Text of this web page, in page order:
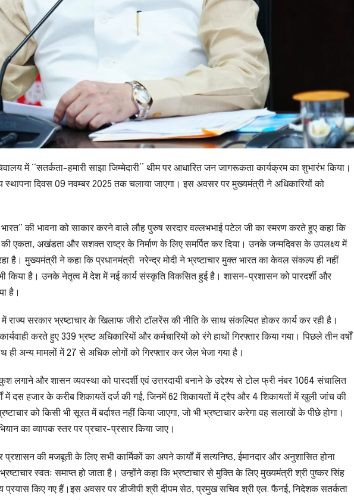
में ‘‘सतर्कता-हमारी साझा जिम्मेदारी’’ थीम पर आधारित जन जागरूकता कार्यक्रम का शुभारंभ किया।
दिवस 09 नवम्बर 2025 तक चलाया जाएगा। इस अवसर पर मुख्यमंत्री ने अधिकारियों को
की भावना को साकार करने वाले लौह पुरुष सरदार वल्लभभाई पटेल जी का स्मरण करते हुए कहा कि
एकता, अखंडता और सशक्त राष्ट्र के निर्माण के लिए समर्पित कर दिया। उनके जन्मदिवस के उपलक्ष्य में
है। मुख्यमंत्री ने कहा कि प्रधानमंत्री नरेन्द्र मोदी ने भ्रष्टाचार मुक्त भारत का केवल संकल्प ही नहीं
किया है। उनके नेतृत्व में देश में नई कार्य संस्कृति विकसित हुई है। शासन-प्रशासन को पारदर्शी और
है।
में राज्य सरकार भ्रष्टाचार के खिलाफ जीरो टॉलरेंस की नीति के साथ संकल्पित होकर कार्य कर रही है।
करते हुए 339 भ्रष्ट अधिकारियों और कर्मचारियों को रंगे हाथों गिरफ्तार किया गया। पिछले तीन वर्षों
ही अन्य मामलों में 27 से अधिक लोगों को गिरफ्तार कर जेल भेजा गया है।
लगाने और शासन व्यवस्था को पारदर्शी एवं उत्तरदायी बनाने के उद्देश्य से टोल फ्री नंबर 1064 संचालित
में दस हजार के करीब शिकायतें दर्ज की गईं, जिनमें 62 शिकायतों में ट्रैप और 4 शिकायतों में खुली जांच की
को किसी भी सूरत में बर्दाश्त नहीं किया जाएगा, जो भी भ्रष्टाचार करेगा वह सलाखों के पीछे होगा।
का व्यापक स्तर पर प्रचार-प्रसार किया जाए।
की मजबूती के लिए सभी कार्मिकों का अपने कार्यों में सत्यनिष्ठ, ईमानदार और अनुशासित होना
स्वतः समाप्त हो जाता है। उन्होंने कहा कि भ्रष्टाचार से मुक्ति के लिए मुख्यमंत्री श्री पुष्कर सिंह
प्रयास किए गए हैं।इस अवसर पर डीजीपी श्री दीपम सेठ, प्रमुख सचिव श्री एल. फैनई, निदेशक सतर्कता